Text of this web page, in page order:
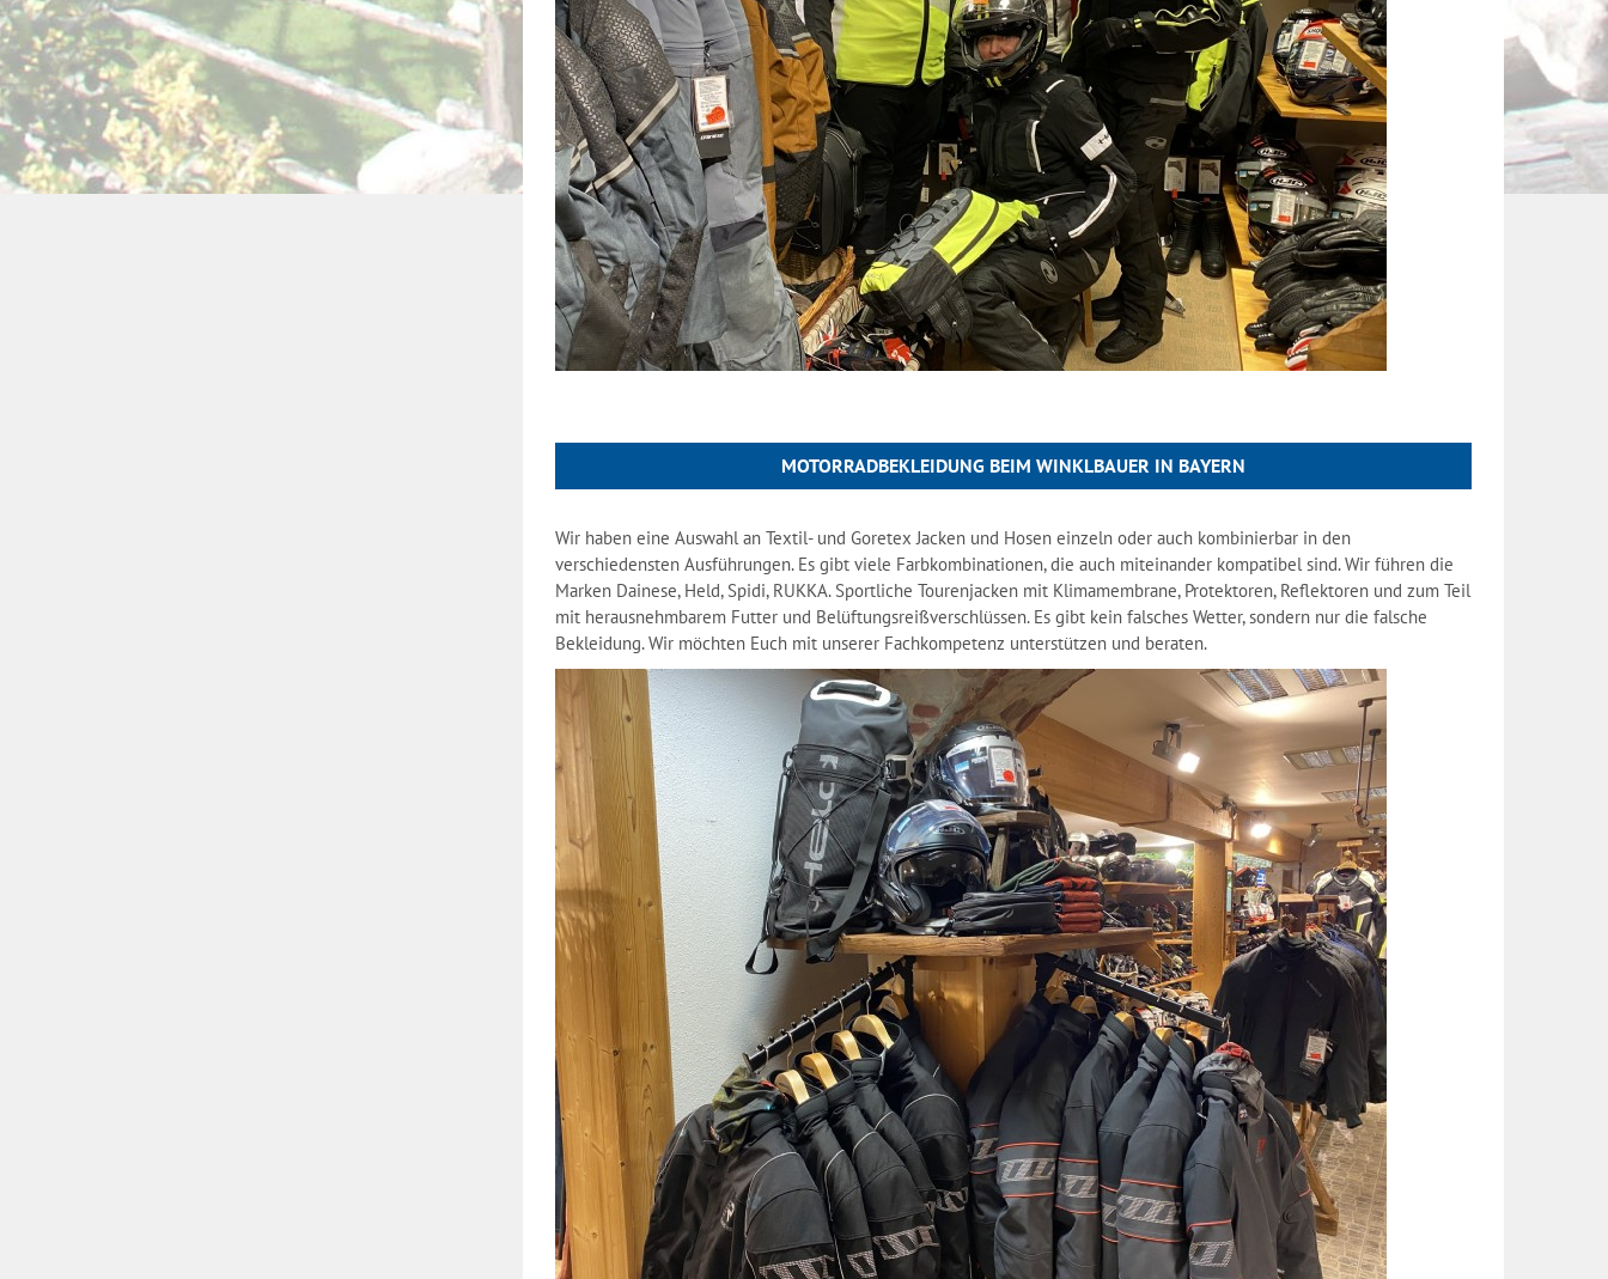
MOTORRADBEKLEIDUNG BEIM WINKLBAUER IN BAYERN
Wir haben eine Auswahl an Textil- und Goretex Jacken und Hosen einzeln oder auch kombinierbar in den
verschiedensten Ausführungen. Es gibt viele Farbkombinationen, die auch miteinander kompatibel sind. Wir führen die
Marken Dainese, Held, Spidi, RUKKA. Sportliche Tourenjacken mit Klimamembrane, Protektoren, Reflektoren und zum Teil
mit herausnehmbarem Futter und Belüftungsreißverschlüssen. Es gibt kein falsches Wetter, sondern nur die falsche
Bekleidung. Wir möchten Euch mit unserer Fachkompetenz unterstützen und beraten.